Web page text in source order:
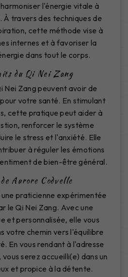
l'énergie vitale à
À travers des techniques de
cette méthode vise à
internes et à favoriser la
dans tout le corps.
du Qi Nei Zang
Nei Zang peuvent avoir de
votre santé. En stimulant
cette pratique peut aider à
renforcer le système
le stress et l'anxiété. Elle
à réguler les émotions
de bien-être général.
Aurore Codvelle
praticienne expérimentée
le Qi Nei Zang. Avec une
et personnalisée, elle vous
votre chemin vers l'équilibre
En vous rendant à l'adresse
serez accueilli(e) dans un
et propice à la détente.